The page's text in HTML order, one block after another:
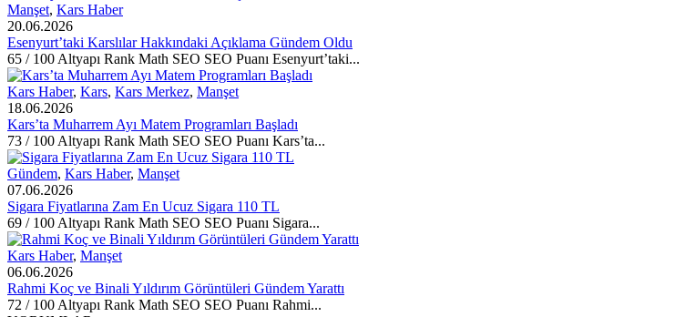
Manşet, Kars Haber
20.06.2026
Esenyurt’taki Karslılar Hakkındaki Açıklama Gündem Oldu
65 / 100 Altyapı Rank Math SEO SEO Puanı Esenyurt’taki...
Kars Haber, Kars, Kars Merkez, Manşet
18.06.2026
Kars’ta Muharrem Ayı Matem Programları Başladı
73 / 100 Altyapı Rank Math SEO SEO Puanı Kars’ta...
Gündem, Kars Haber, Manşet
07.06.2026
Sigara Fiyatlarına Zam En Ucuz Sigara 110 TL
69 / 100 Altyapı Rank Math SEO SEO Puanı Sigara...
Kars Haber, Manşet
06.06.2026
Rahmi Koç ve Binali Yıldırım Görüntüleri Gündem Yarattı
72 / 100 Altyapı Rank Math SEO SEO Puanı Rahmi...